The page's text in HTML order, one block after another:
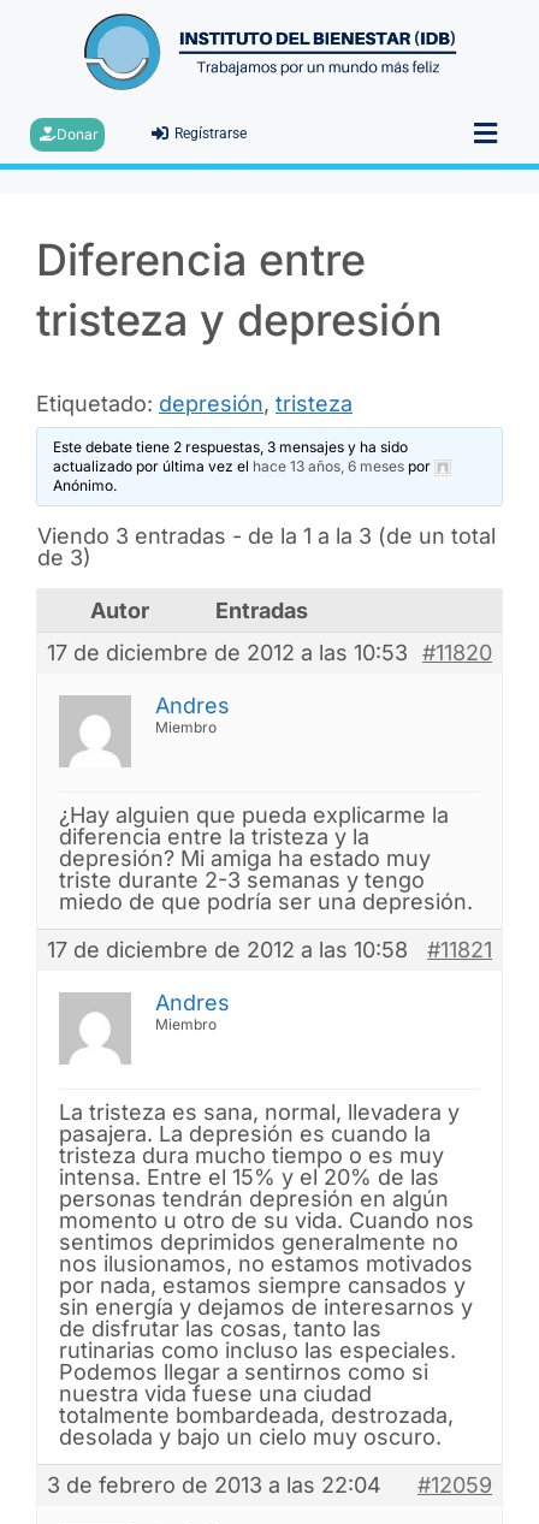
Donar Regístrarse
Diferencia entre
tristeza y depresión
Etiquetado: depresión, tristeza
Este debate tiene 2 respuestas, 3 mensajes y ha sido
actualizado por última vez el hace 13 años, 6 mesespor
Anónimo.
Viendo 3 entradas - de la 1 a la 3 (de un total
de 3)
Autor
Entradas
17 de diciembre de 2012 a las 10:53
#11820
Andres
Miembro
¿Hay alguien que pueda explicarme la
diferencia entre la tristeza y la
depresión? Mi amiga ha estado muy
triste durante 2-3 semanas y tengo
miedo de que podría ser una depresión.
17 de diciembre de 2012 a las 10:58
#11821
Andres
Miembro
La tristeza es sana, normal, llevadera y
pasajera. La depresión es cuando la
tristeza dura mucho tiempo o es muy
intensa. Entre el 15% y el 20% de las
personas tendrán depresión en algún
momento u otro de su vida. Cuando nos
sentimos deprimidos generalmente no
nos ilusionamos, no estamos motivados
por nada, estamos siempre cansados y
sin energía y dejamos de interesarnos y
de disfrutar las cosas, tanto las
rutinarias como incluso las especiales.
Podemos llegar a sentirnos como si
nuestra vida fuese una ciudad
totalmente bombardeada, destrozada,
desolada y bajo un cielo muy oscuro.
3 de febrero de 2013 a las 22:04
#12059